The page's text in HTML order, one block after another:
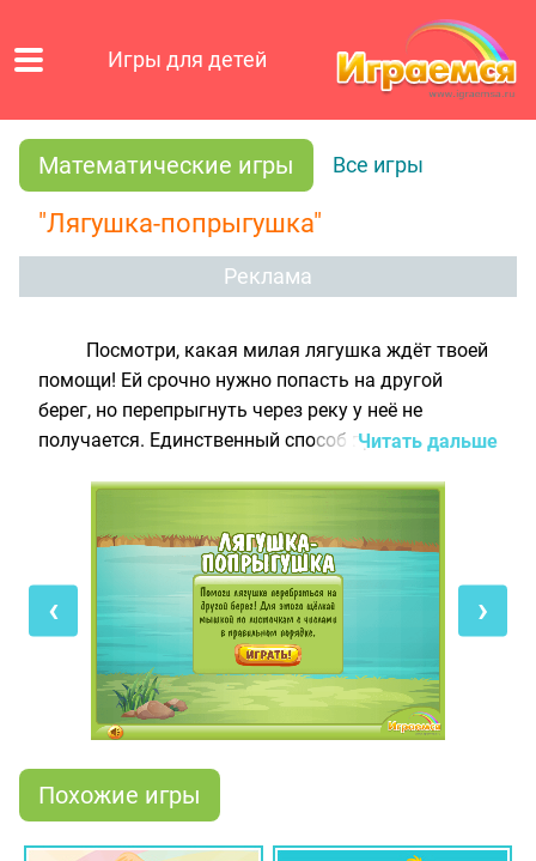
Игры для детей
Математические игры Все игры
"Лягушка-попрыгушка"
Реклама
Посмотри, какая милая лягушка ждёт твоей
помощи! Ей срочно нужно попасть на другой
берег, но перепрыгнуть через реку у неё не
получается. Единственный способ преодолеть
листикам кувшинки, плавающим на поверхности
воды. Сначала нужно прыгнуть на листочек с
самой маленькой цифрой, а затем по порядку
дойти до самой большой. Но наша лягушка-
попрыгушка не умеет считать, поэтому она не
знает, что обозначают цифры на листиках.
Вспомни порядковый счёт от 1 до 10 и помоги
лягушке! Как только она окажется на последнем
листе кувшинки, то с лёгкостью спрыгнет на берег
и поскачет по своим делам!
Читать дальше
‹ ›
Похожие игры